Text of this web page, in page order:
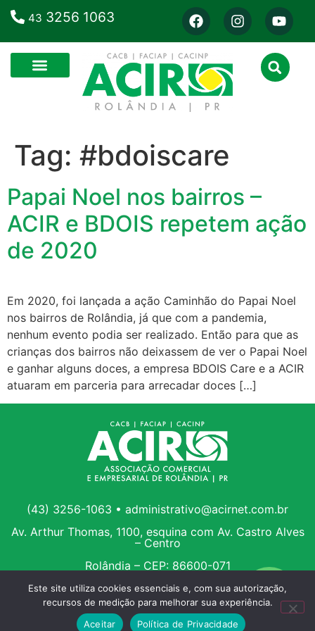
43 3256 1063
Tag: #bdoiscare
Papai Noel nos bairros –
ACIR e BDOIS repetem ação
de 2020
Em 2020, foi lançada a ação Caminhão do Papai Noel
nos bairros de Rolândia, já que com a pandemia,
nenhum evento podia ser realizado. Então para que as
crianças dos bairros não deixassem de ver o Papai Noel
e ganhar alguns doces, a empresa BDOIS Care e a ACIR
atuaram em parceria para arrecadar doces […]
(43) 3256-1063 • administrativo@acirnet.com.br
Av. Arthur Thomas, 1100, esquina com Av. Castro Alves
– Centro
Rolândia – CEP: 86600-071
Este site utiliza cookies essenciais e, com sua autorização,
recursos de medição para melhorar sua experiência.
Aceitar
Política de Privacidade